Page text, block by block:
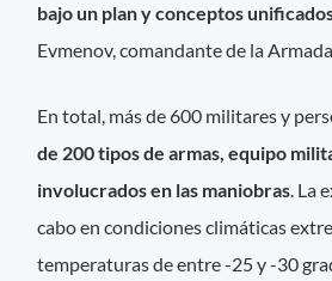
bajo un plan y conceptos
Evmenov, comandante de la
En total, más de 600 militares y
de 200 tipos de armas, equipo
involucrados en las maniobras. La
cabo en condiciones climáticas
temperaturas de entre -25 y -30